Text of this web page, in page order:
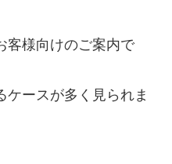
客様向けのご案内で
ケースが多く見られま